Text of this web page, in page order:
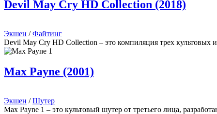
Devil May Cry HD Collection (2018)
Экшен /Файтинг
Devil May Cry HD Collection – это компиляция трех культовых
Max Payne (2001)
Экшен /Шутер
Max Payne 1 – это культовый шутер от третьего лица,